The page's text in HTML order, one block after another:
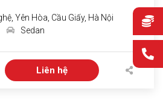
Yên Hòa, Cầu Giấy, Hà Nội
Sedan
Liên hệ